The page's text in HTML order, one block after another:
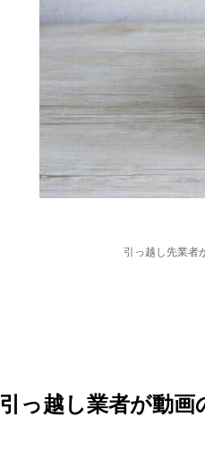
引っ越し先業者
引っ越し業者が動画